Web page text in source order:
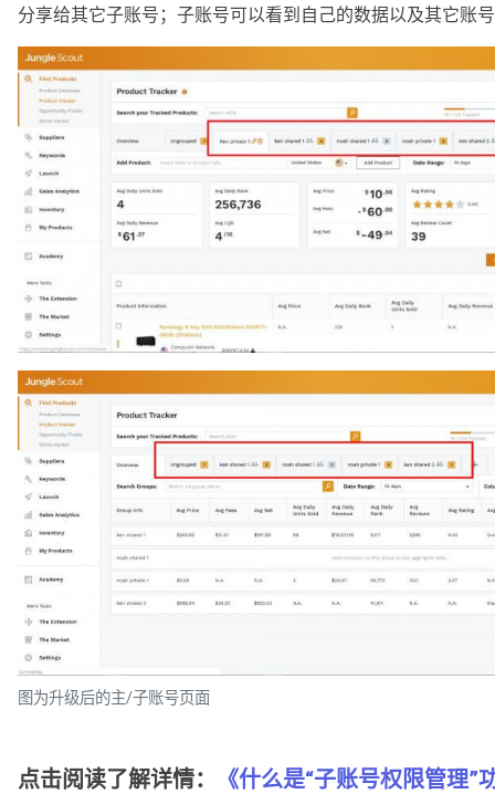
分享给其它子账号； 子账号可以看到自己的数据以及其它账
图为升级后的主/子账号页面
点击阅读了解详情： 《什么是“子账号权限管理”